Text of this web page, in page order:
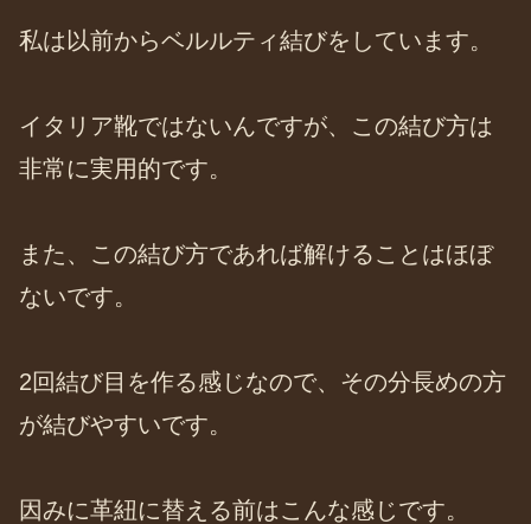
私は以前からベルルティ結びをしています。
イタリア靴ではないんですが、この結び方は
非常に実用的です。
また、この結び方であれば解けることはほぼ
ないです。
2回結び目を作る感じなので、その分長めの方
が結びやすいです。
因みに革紐に替える前はこんな感じです。